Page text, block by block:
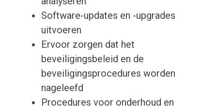
Software-updates en -upgrades
uitvoeren
Ervoor zorgen dat het
beveiligingsbeleid en de
beveiligingsprocedures worden
nageleefd
Procedures voor onderhoud en